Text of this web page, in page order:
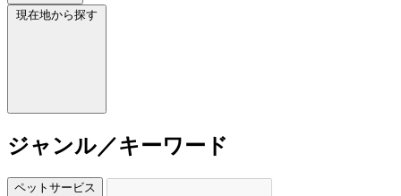
現在地から探す
ジャンル／キーワード
ペットサービス